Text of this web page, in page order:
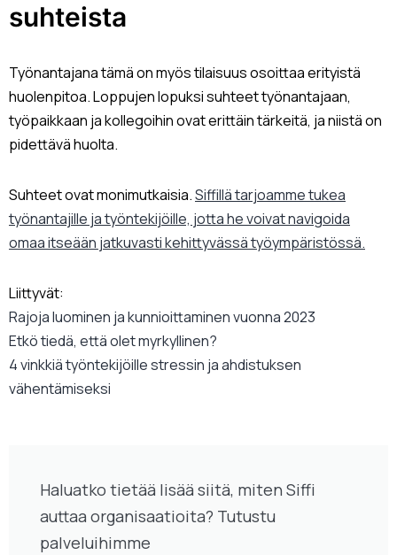
suhteista
Työnantajana tämä on myös tilaisuus osoittaa erityistä
huolenpitoa. Loppujen lopuksi suhteet työnantajaan,
työpaikkaan ja kollegoihin ovat erittäin tärkeitä, ja niistä on
pidettävä huolta.
Suhteet ovat monimutkaisia.Siffillä tarjoamme tukea
työnantajille ja työntekijöille, jotta he voivat navigoida
omaa itseään jatkuvasti kehittyvässä työympäristössä.
Liittyvät:
Rajoja luominen ja kunnioittaminen vuonna 2023
Etkö tiedä, että olet myrkyllinen?
4 vinkkiä työntekijöille stressin ja ahdistuksen
vähentämiseksi
Haluatko tietää lisää siitä, miten Siffi
auttaa organisaatioita? Tutustu
palveluihimme